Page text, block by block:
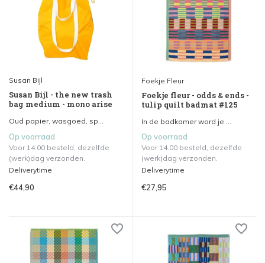
Susan Bijl
Susan Bijl - the new trash
bag medium - mono arise
Oud papier, wasgoed, sp...
Op voorraad
Voor 14.00 besteld, dezelfde
(werk)dag verzonden.
Deliverytime
€44,90
Foekje Fleur
Foekje fleur - odds & ends -
tulip quilt badmat #125
In de badkamer word je ...
Op voorraad
Voor 14.00 besteld, dezelfde
(werk)dag verzonden.
Deliverytime
€27,95